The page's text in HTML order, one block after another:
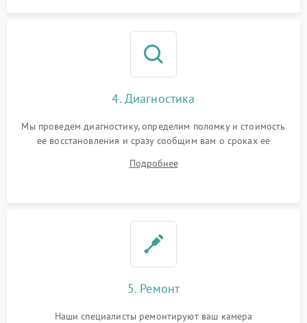
4. Диагностика
Мы проведем диагностику, определим поломку и стоимость
ее восстановления и сразу сообщим вам о сроках ее
Подробнее
5. Ремонт
Наши специалисты ремонтируют ваш камера